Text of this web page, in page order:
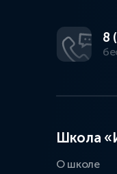
8
Школа
О школе